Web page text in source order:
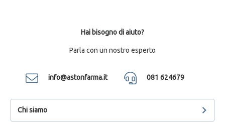
Hai bisogno di aiuto?
Parla con un nostro esperto
info@astonfarma.it 081 624679
Chi siamo